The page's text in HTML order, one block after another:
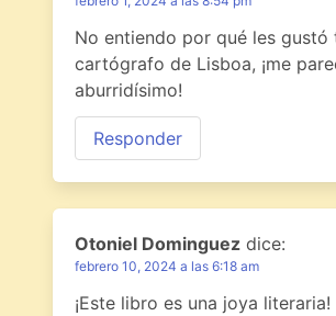
No entiendo por qué les gustó
cartógrafo de Lisboa, ¡me
aburridísimo!
Responder
Otoniel Dominguez dice:
febrero 10, 2024 a las 6:18 am
¡Este libro es una joya literaria!